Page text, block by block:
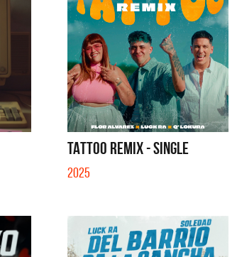
TATTOO REMIX - SINGLE
2025
SINGLE
La Muela y Sus Amigos
QUE NO SE MUELA LA MUELA - SINGLE